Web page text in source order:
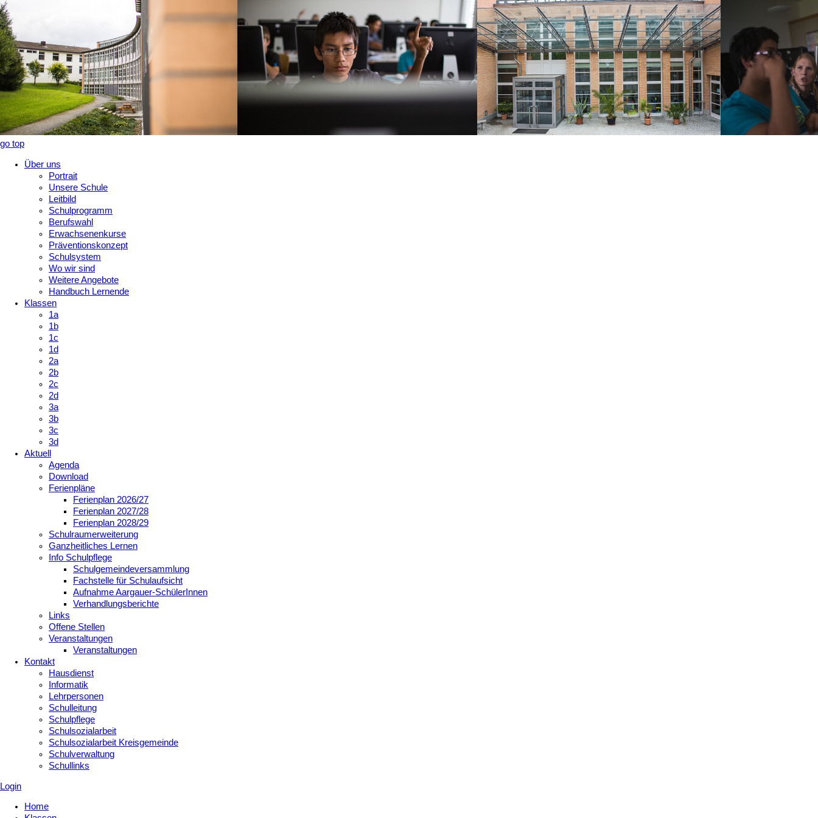
go top
Über uns
Portrait
Unsere Schule
Leitbild
Schulprogramm
Berufswahl
Erwachsenenkurse
Präventionskonzept
Schulsystem
Wo wir sind
Weitere Angebote
Handbuch Lernende
Klassen
1a
1b
1c
1d
2a
2b
2c
2d
3a
3b
3c
3d
Aktuell
Agenda
Download
Ferienpläne
Ferienplan 2026/27
Ferienplan 2027/28
Ferienplan 2028/29
Schulraumerweiterung
Ganzheitliches Lernen
Info Schulpflege
Schulgemeindeversammlung
Fachstelle für Schulaufsicht
Aufnahme Aargauer-SchülerInnen
Verhandlungsberichte
Links
Offene Stellen
Veranstaltungen
Veranstaltungen
Kontakt
Hausdienst
Informatik
Lehrpersonen
Schulleitung
Schulpflege
Schulsozialarbeit
Schulsozialarbeit Kreisgemeinde
Schulverwaltung
Schullinks
Login
Home